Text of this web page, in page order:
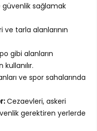
güvenlik sağlamak
tarla alanlarının
gibi alanların
ve spor sahalarında
Cezaevleri, askeri
gerektiren yerlerde